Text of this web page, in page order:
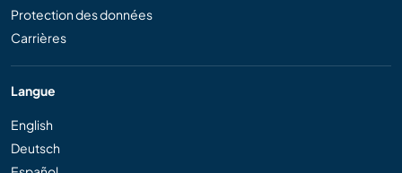
Protection des données
Carrières
Langue
English
Deutsch